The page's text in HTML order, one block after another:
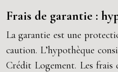
Frais de garantie :
La garantie est une
caution. L’hypothèque
Crédit Logement. Les